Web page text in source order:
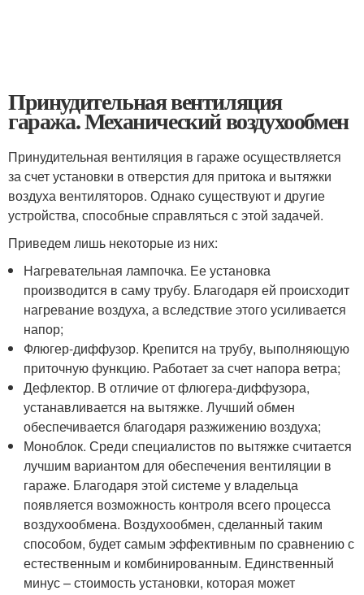
Принудительная вентиляция
гаража. Механический воздухообмен
Принудительная вентиляция в гараже осуществляется
за счет установки в отверстия для притока и вытяжки
воздуха вентиляторов. Однако существуют и другие
устройства, способные справляться с этой задачей.
Приведем лишь некоторые из них:
Нагревательная лампочка. Ее установка
производится в саму трубу. Благодаря ей происходит
нагревание воздуха, а вследствие этого усиливается
напор;
Флюгер-диффузор. Крепится на трубу, выполняющую
приточную функцию. Работает за счет напора ветра;
Дефлектор. В отличие от флюгера-диффузора,
устанавливается на вытяжке. Лучший обмен
обеспечивается благодаря разжижению воздуха;
Моноблок. Среди специалистов по вытяжке считается
лучшим вариантом для обеспечения вентиляции в
гараже. Благодаря этой системе у владельца
появляется возможность контроля всего процесса
воздухообмена. Воздухообмен, сделанный таким
способом, будет самым эффективным по сравнению с
естественным и комбинированным. Единственный
минус – стоимость установки, которая может